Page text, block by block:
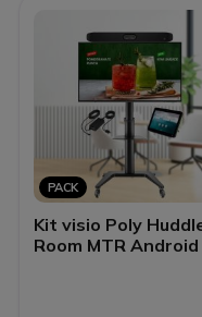
PACK
Kit visio Poly
Room MTR Android